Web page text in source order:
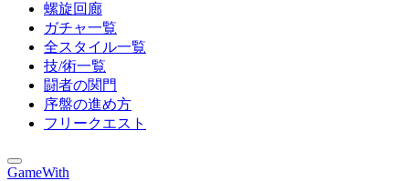
螺旋回廊
ガチャ一覧
全スタイル一覧
技/術一覧
闘者の関門
序盤の進め方
フリークエスト
GameWith